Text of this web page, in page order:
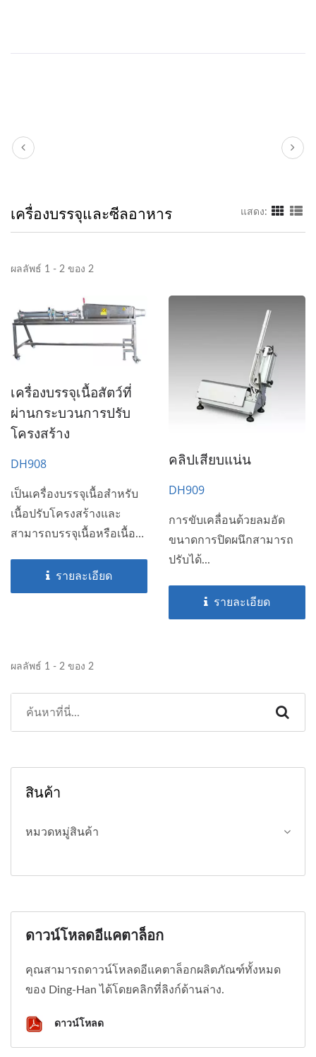
เครื่องบรรจุและซีลอาหาร แสดง:
ผลลัพธ์ 1 - 2 ของ 2
เครื่องบรรจุเนื้อสัตว์ที่
ผ่านกระบวนการปรับ
โครงสร้าง
DH908
เป็นเครื่องบรรจุเนื้อสำหรับ
เนื้อปรับโครงสร้างและ
สามารถบรรจุเนื้อหรือเนื้อที่
รายละเอียด
คลิปเสียบแน่น
DH909
การขับเคลื่อนด้วยลมอัด
ขนาดการปิดผนึกสามารถ
ปรับได้...
รายละเอียด
ผลลัพธ์ 1 - 2 ของ 2
สินค้า
หมวดหมู่สินค้า
ดาวน์โหลดอีแคตาล็อก
คุณสามารถดาวน์โหลดอีแคตาล็อกผลิตภัณฑ์ทั้งหมด
ของ Ding-Han ได้โดยคลิกที่ลิงก์ด้านล่าง.
ดาวน์โหลด